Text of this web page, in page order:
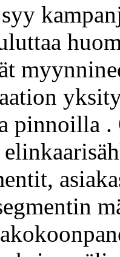
pinnoilla .